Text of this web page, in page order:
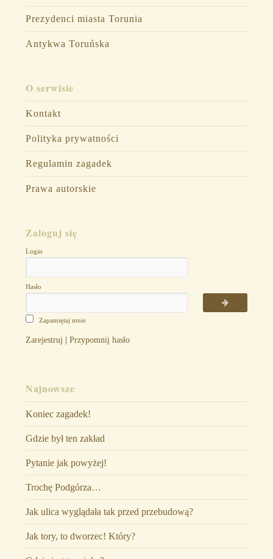
Prezydenci miasta Torunia
Antykwa Toruńska
O serwisie
Kontakt
Polityka prywatności
Regulamin zagadek
Prawa autorskie
Zaloguj się
Login
Hasło
Zapamiętaj mnie
Zarejestruj | Przypomnij hasło
Najnowsze
Koniec zagadek!
Gdzie był ten zakład
Pytanie jak powyżej!
Trochę Podgórza…
Jak ulica wyglądała tak przed przebudową?
Jak tory, to dworzec! Który?